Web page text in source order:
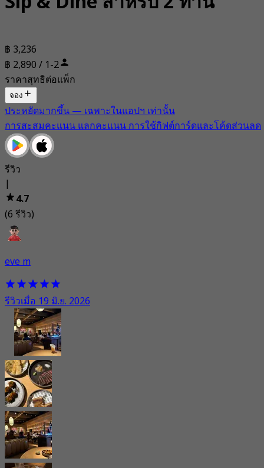
฿ 3,236
฿ 2,890 / 1-2
ราคาสุทธิต่อแพ็ก
จอง
ประหยัดมากขึ้น — เฉพาะในแอปฯ เท่านั้น
การสะสมคะแนน แลกคะแนน การใช้กิฟต์การ์ดและโค้ดส่วนลด
รีวิว
|
4.7
(6 รีวิว)
eve m
รีวิวเมื่อ 19 มิ.ย. 2026